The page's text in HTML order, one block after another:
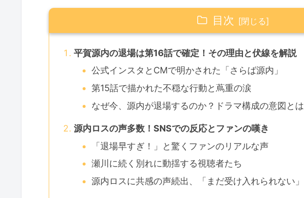
目次
平賀源内の退場は第16話で確定！その理由と伏線を解説
公式インスタとCMで明かされた「さらば源内」
第15話で描かれた不穏な行動と蔦重の涙
なぜ今、源内が退場するのか？ドラマ構成の意図とは
源内ロスの声多数！SNSでの反応とファンの嘆き
「退場早すぎ！」と驚くファンのリアルな声
瀬川に続く別れに動揺する視聴者たち
源内ロスに共感の声続出、「まだ受け入れられない」